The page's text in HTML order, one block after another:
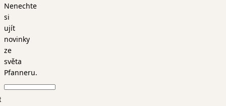
Nenechte
si
ujít
novinky
ze
světa
Pfanneru.